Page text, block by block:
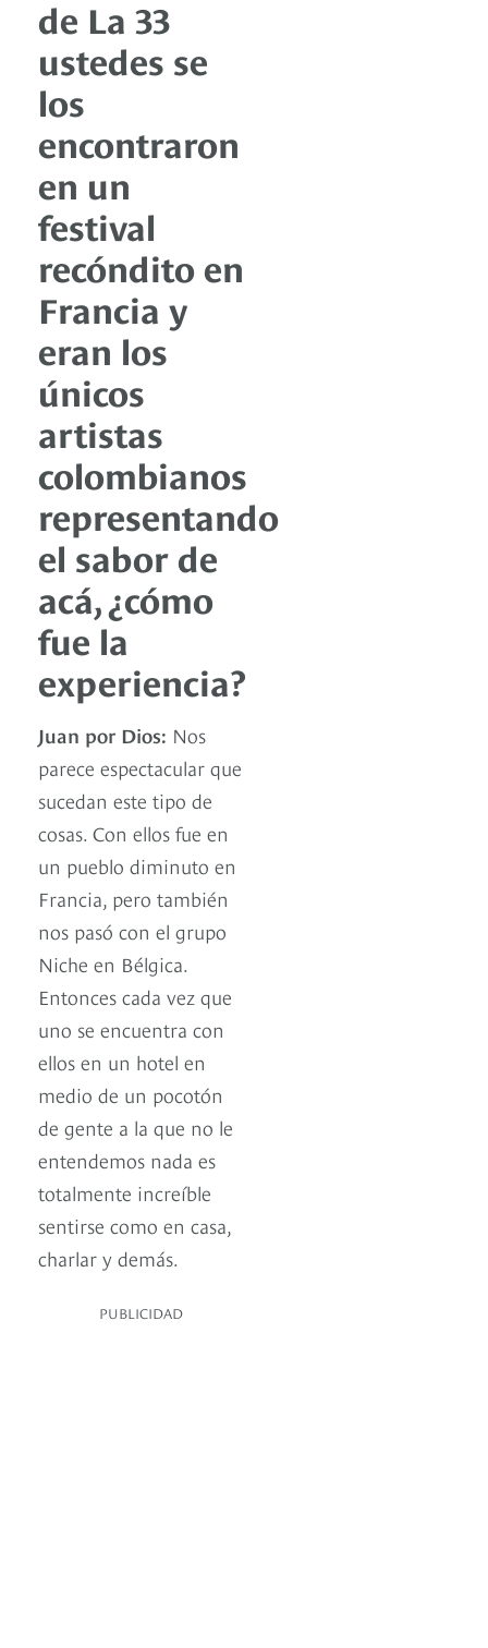
de La 33
ustedes se
los
encontraron
en un
festival
recóndito en
Francia y
eran los
únicos
artistas
colombianos
representando
el sabor de
acá, ¿cómo
fue la
experiencia?
Juan por Dios: Nos
parece espectacular que
sucedan este tipo de
cosas. Con ellos fue en
un pueblo diminuto en
Francia, pero también
nos pasó con el grupo
Niche en Bélgica.
Entonces cada vez que
uno se encuentra con
ellos en un hotel en
medio de un pocotón
de gente a la que no le
entendemos nada es
totalmente increíble
sentirse como en casa,
charlar y demás.
PUBLICIDAD